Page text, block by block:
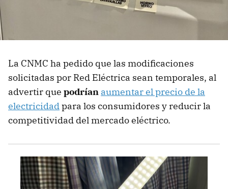
La CNMC ha pedido que las modificaciones
solicitadas por Red Eléctrica sean temporales, al
advertir que podrían aumentar el precio de la
electricidadpara los consumidores y reducir la
competitividad del mercado eléctrico.